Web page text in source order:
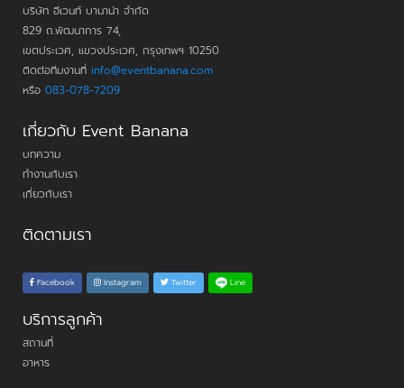
บริษัท อีเวนท์ บานาน่า จำกัด
829 ถ.พัฒนาการ 74,
เขตประเวศ, แขวงประเวศ, กรุงเทพฯ 10250
ติดต่อทีมงานที่ info@eventbanana.com
หรือ 083-078-7209
เกี่ยวกับ Event Banana
บทความ
ทำงานกับเรา
เกี่ยวกับเรา
ติดตามเรา
Facebook Instagram Twitter Line
บริการลูกค้า
สถานที่
อาหาร